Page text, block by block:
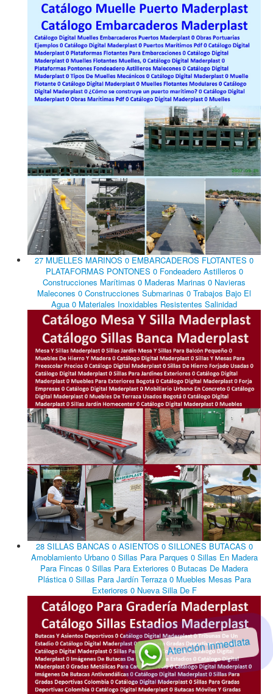
27 MUELLES MARINOS 0 EMBARCADEROS FLOTANTES 0
PLATAFORMAS PONTONES 0 Fondeadero Astilleros 0
Construcciones Marítimas 0 Maderas Marinas 0 Navieras
Malecones 0 Construcciones Submarinas 0 Trabajos Bajo El
Agua 0 Materiales Inoxidables Resistentes Salinidad
28 SILLAS BANCAS 0 ASIENTOS 0 SILLONES BUTACAS 0
Amoblamiento Urbano 0 Sillas Para Parques 0 Sillas En Madera
Para Fincas 0 Sillas Para Exteriores 0 Butacas De Madera
Plástica 0 Sillas Para Jardín Terraza 0 Muebles Mesas Para
Exteriores 0 Nueva Silla De F
Atención inmediata